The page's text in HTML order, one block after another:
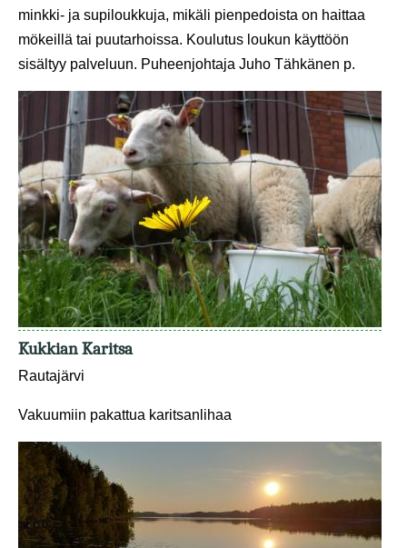
minkki- ja supiloukkuja, mikäli pienpedoista on haittaa
mökeillä tai puutarhoissa. Koulutus loukun käyttöön
sisältyy palveluun. Puheenjohtaja Juho Tähkänen p.
Kukkian Karitsa
Rautajärvi
Vakuumiin pakattua karitsanlihaa